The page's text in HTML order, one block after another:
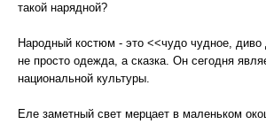
такой нарядной?
Народный костюм - это <<чудо чудное,
не просто одежда, а сказка. Он сегодня
национальной культуры.
Еле заметный свет мерцает в маленьком